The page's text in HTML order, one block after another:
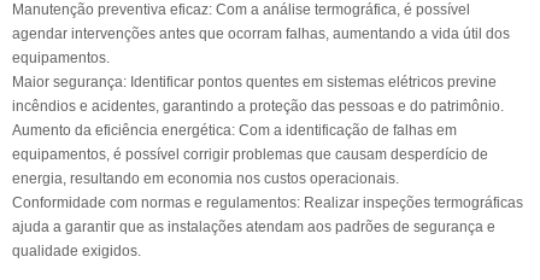
Manutenção preventiva eficaz: Com a análise termográfica, é possível
agendar intervenções antes que ocorram falhas, aumentando a vida útil dos
equipamentos.
Maior segurança: Identificar pontos quentes em sistemas elétricos previne
incêndios e acidentes, garantindo a proteção das pessoas e do patrimônio.
Aumento da eficiência energética: Com a identificação de falhas em
equipamentos, é possível corrigir problemas que causam desperdício de
energia, resultando em economia nos custos operacionais.
Conformidade com normas e regulamentos: Realizar inspeções termográficas
ajuda a garantir que as instalações atendam aos padrões de segurança e
qualidade exigidos.